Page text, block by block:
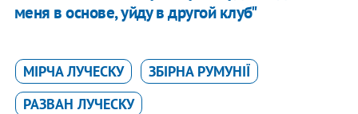
меня в основе, уйду в другой клуб"
МІРЧА ЛУЧЕСКУ
ЗБІРНА РУМУНІЇ
РАЗВАН ЛУЧЕСКУ